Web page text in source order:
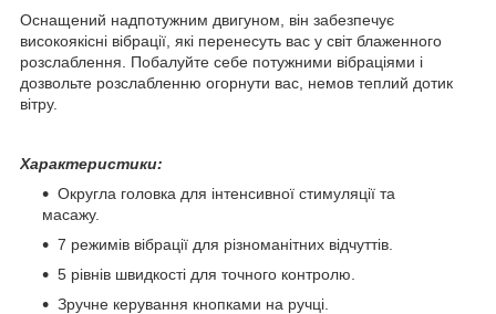
Оснащений надпотужним двигуном, він забезпечує
високоякісні вібрації, які перенесуть вас у світ блаженного
розслаблення. Побалуйте себе потужними вібраціями і
дозвольте розслабленню огорнути вас, немов теплий дотик
вітру.
Характеристики:
Округла головка для інтенсивної стимуляції та
масажу.
7 режимів вібрації для різноманітних відчуттів.
5 рівнів швидкості для точного контролю.
Зручне керування кнопками на ручці.